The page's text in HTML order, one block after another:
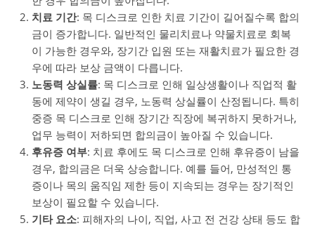
치료 기간: 목 디스크로 인한 치료 기간이 길어질수록 합의
금이 증가합니다. 일반적인 물리치료나 약물치료로 회복
이 가능한 경우와, 장기간 입원 또는 재활치료가 필요한 경
우에 따라 보상 금액이 다릅니다.
노동력 상실률: 목 디스크로 인해 일상생활이나 직업적 활
동에 제약이 생길 경우, 노동력 상실률이 산정됩니다. 특히
중증 목 디스크로 인해 장기간 직장에 복귀하지 못하거나,
업무 능력이 저하되면 합의금이 높아질 수 있습니다.
후유증 여부: 치료 후에도 목 디스크로 인해 후유증이 남을
경우, 합의금은 더욱 상승합니다. 예를 들어, 만성적인 통
증이나 목의 움직임 제한 등이 지속되는 경우는 장기적인
보상이 필요할 수 있습니다.
기타 요소: 피해자의 나이, 직업, 사고 전 건강 상태 등도 합